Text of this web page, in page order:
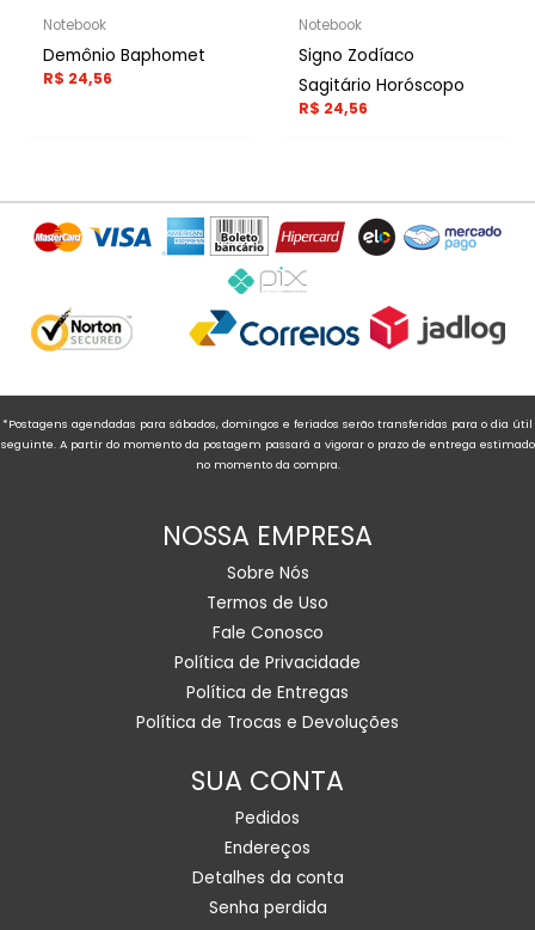
Notebook
Demônio Baphomet
R$ 24,56
Notebook
Signo Zodíaco
Sagitário Horóscopo
R$ 24,56
*Postagens agendadas para sábados, domingos e feriados serão transferidas para o dia útil
seguinte. A partir do momento da postagem passará a vigorar o prazo de entrega estimado
no momento da compra.
NOSSA EMPRESA
Sobre Nós
Termos de Uso
Fale Conosco
Política de Privacidade
Política de Entregas
Política de Trocas e Devoluções
SUA CONTA
Pedidos
Endereços
Detalhes da conta
Senha perdida